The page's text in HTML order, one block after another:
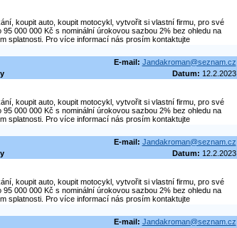
koupit auto, koupit motocykl, vytvořit si vlastní firmu, pro své
000 000 Kč s nominální úrokovou sazbou 2% bez ohledu na
splatnosti. Pro více informací nás prosím kontaktujte
E-mail: Jandakroman@seznam.cz
Datum: 12.2.2023
koupit auto, koupit motocykl, vytvořit si vlastní firmu, pro své
000 000 Kč s nominální úrokovou sazbou 2% bez ohledu na
splatnosti. Pro více informací nás prosím kontaktujte
E-mail: Jandakroman@seznam.cz
Datum: 12.2.2023
koupit auto, koupit motocykl, vytvořit si vlastní firmu, pro své
000 000 Kč s nominální úrokovou sazbou 2% bez ohledu na
splatnosti. Pro více informací nás prosím kontaktujte
E-mail: Jandakroman@seznam.cz